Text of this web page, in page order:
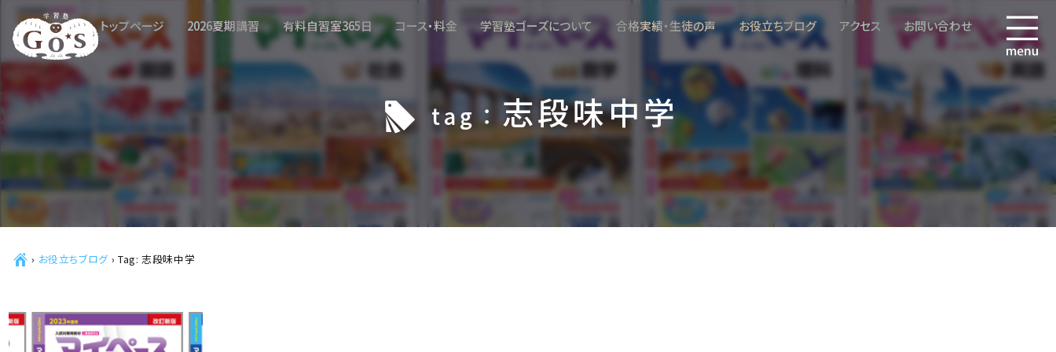
トップページ 2026夏期講習 有料自習室365日 コース・料金 学習塾ゴーズについて 合格実績・生徒の声 お役立ちブログ アクセス お問い合わせ
l tag：志段味中学
Ç › お役立ちブログ › Tag: 志段味中学